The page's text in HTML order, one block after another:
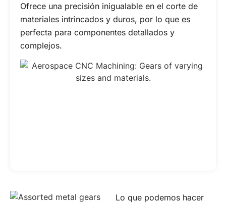
Ofrece una precisión inigualable en el corte de
materiales intrincados y duros, por lo que es
perfecta para componentes detallados y
complejos.
Lo que podemos hacer